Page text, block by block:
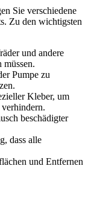
Sie verschiedene
Zu den wichtigsten
und andere
müssen.
Pumpe zu
Kleber, um
beschädigter
dass alle
und Entfernen